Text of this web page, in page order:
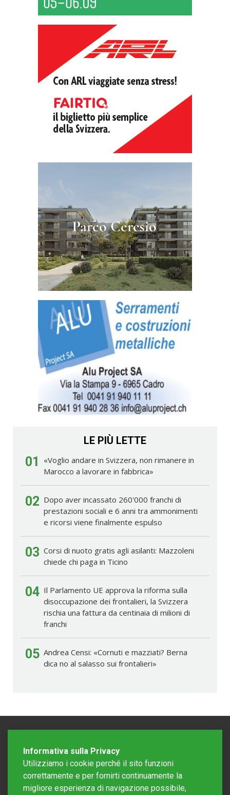
LE PIÙ LETTE
01
«Voglio andare in Svizzera, non rimanere in
Marocco a lavorare in fabbrica»
02 Dopo aver incassato 260'000 franchi di
prestazioni sociali e 6 anni tra ammonimenti
e ricorsi viene finalmente espulso
03 Corsi di nuoto gratis agli asilanti: Mazzoleni
chiede chi paga in Ticino
04 Il Parlamento UE approva la riforma sulla
disoccupazione dei frontalieri, la Svizzera
rischia una fattura da centinaia di milioni di
franchi
05 Andrea Censi: «Cornuti e mazziati? Berna
dica no al salasso sui frontalieri»
Informativa sulla Privacy
Utilizziamo i cookie perché il sito funzioni
correttamente e per fornirti continuamente la
migliore esperienza di navigazione possibile,